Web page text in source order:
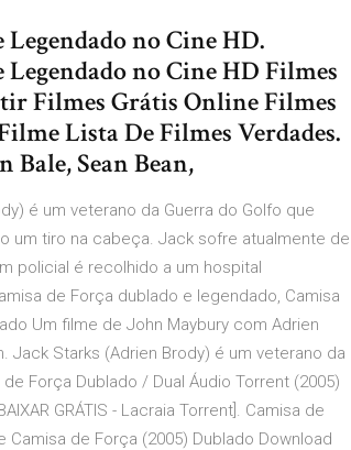
no Cine HD.
no Cine HD Filmes
Filmes Grátis Online Filmes
Lista De Filmes Verdades.
Sean Bean,
é um veterano da Guerra do Golfo que
um tiro na cabeça. Jack sofre atualmente de
policial é recolhido a um hospital
de Força dublado e legendado, Camisa
Um filme de John Maybury com Adrien
Jack Starks (Adrien Brody) é um veterano da
Força Dublado / Dual Áudio Torrent (2005)
GRÁTIS - Lacraia Torrent]. Camisa de
Camisa de Força (2005) Dublado Download